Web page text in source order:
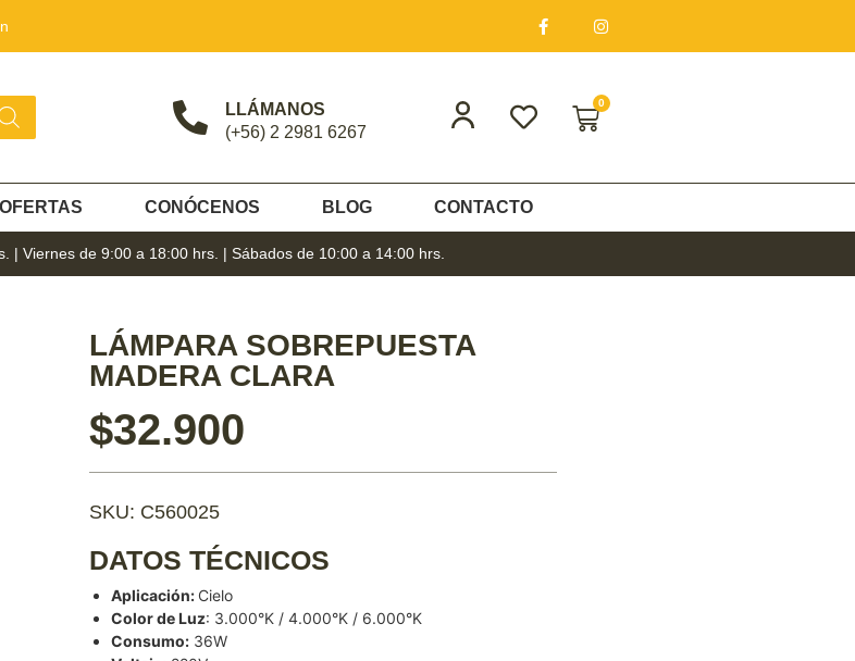
LLÁMANOS
(+56) 2 2981 6267
0
OFERTAS CONÓCENOS BLOG CONTACTO
| Viernes de 9:00 a 18:00 hrs. | Sábados de 10:00 a 14:00 hrs.
LÁMPARA SOBREPUESTA
MADERA CLARA
$32.900
SKU: C560025
DATOS TÉCNICOS
Aplicación: Cielo
Color de Luz: 3.000°K / 4.000°K / 6.000°K
Consumo: 36W